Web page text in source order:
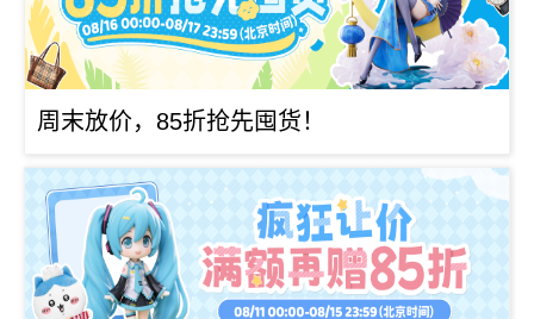
周末放价，85折抢先囤货！